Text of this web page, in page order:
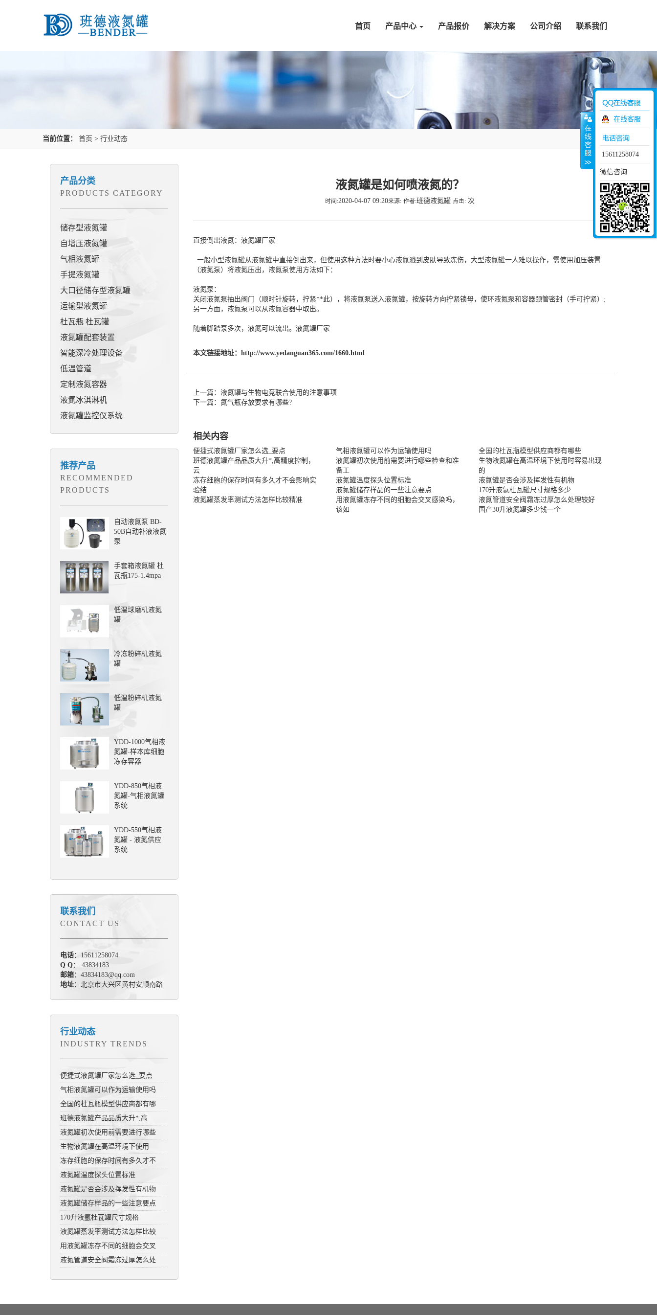
首页 产品中心 产品报价 解决方案 公司介绍 联系我们
当前位置： 首页 > 行业动态
产品分类
PRODUCTS CATEGORY
储存型液氮罐
自增压液氮罐
气相液氮罐
手提液氮罐
大口径储存型液氮罐
运输型液氮罐
杜瓦瓶 杜瓦罐
液氮罐配套装置
智能深冷处理设备
低温管道
定制液氮容器
液氮冰淇淋机
液氮罐监控仪系统
推荐产品
RECOMMENDED
PRODUCTS
自动液氮泵 BD-
50B自动补液液氮
泵
手套箱液氮罐 杜
瓦瓶175-1.4mpa
低温球磨机液氮
罐
冷冻粉碎机液氮
罐
低温粉碎机液氮
罐
YDD-1000气相液
氮罐-样本库细胞
冻存容器
YDD-850气相液
氮罐-气相液氮罐
系统
YDD-550气相液
氮罐 - 液氮供应
系统
联系我们
CONTACT US
电话：15611258074
Q Q： 43834183
邮箱：43834183@qq.com
地址：北京市大兴区黄村安顺南路
行业动态
INDUSTRY TRENDS
便捷式液氮罐厂家怎么选_要点
气相液氮罐可以作为运输使用吗
全国的杜瓦瓶模型供应商都有哪
班德液氮罐产品品质大升*,高
液氮罐初次使用前需要进行哪些
生物液氮罐在高温环境下使用
冻存细胞的保存时间有多久才不
液氮罐温度探头位置标准
液氮罐是否会涉及挥发性有机物
液氮罐储存样品的一些注意要点
170升液氩杜瓦罐尺寸规格
液氮罐蒸发率测试方法怎样比较
用液氮罐冻存不同的细胞会交叉
液氮管道安全阀霜冻过厚怎么处
液氮罐是如何喷液氮的？
时间:2020-04-07 09:20来源: 作者:班德液氮罐 点击: 次
直接倒出液氮： 液氮罐厂家
一般小型液氮罐从液氮罐中直接倒出来，但使用这种方法时要小心液氮溅到皮肤导致冻伤，大型液氮罐一人难以操作，需使用加压装置
（液氮泵）将液氮压出，液氮泵使用方法如下：
液氮泵：
关闭液氮泵抽出阀门（顺时针旋转，拧紧**此），将液氮泵送入液氮罐，按旋转方向拧紧锁母，使环液氮泵和容器颈管密封（手可拧紧）;
另一方面，液氮泵可以从液氮容器中取出。
随着脚踏泵多次，液氮可以流出。 液氮罐厂家
本文链接地址： http://www.yedanguan365.com/1660.html
上一篇：液氮罐与生物电竞联合使用的注意事项
下一篇：氮气瓶存放要求有哪些?
相关内容
便捷式液氮罐厂家怎么选_要点 气相液氮罐可以作为运输使用吗
全国的杜瓦瓶模型供应商都有哪些
班德液氮罐产品品质大升*,高精度控制，
云
液氮罐初次使用前需要进行哪些检查和准
备工
生物液氮罐在高温环境下使用时容易出现
的
冻存细胞的保存时间有多久才不会影响实
验结
液氮罐温度探头位置标准
液氮罐是否会涉及挥发性有机物
液氮罐储存样品的一些注意要点
170升液氩杜瓦罐尺寸规格多少
液氮罐蒸发率测试方法怎样比较精准
用液氮罐冻存不同的细胞会交叉感染吗，
该如
液氮管道安全阀霜冻过厚怎么处理较好
国产30升液氮罐多少钱一个
在线客服
15611258074
微信咨询